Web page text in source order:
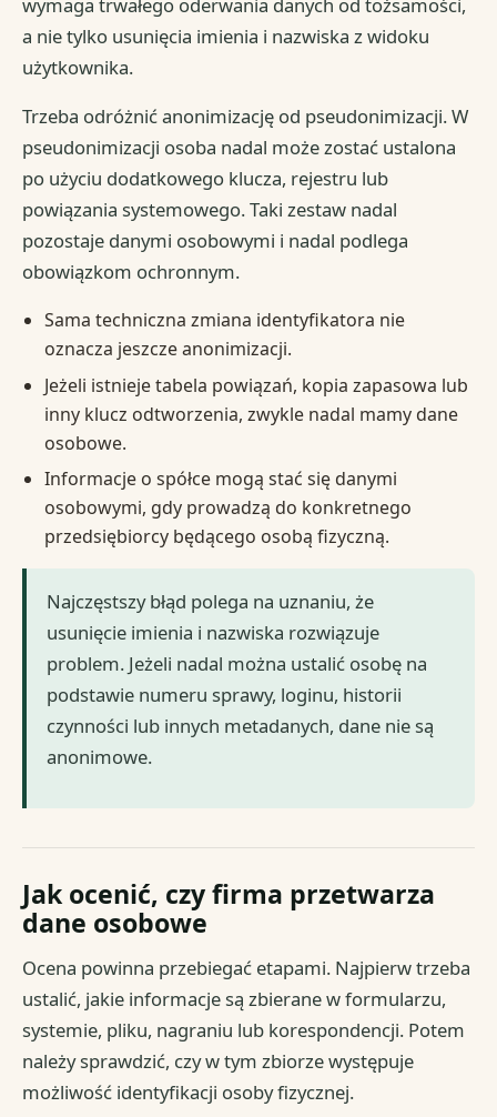
wymaga trwałego oderwania danych od tożsamości,
a nie tylko usunięcia imienia i nazwiska z widoku
użytkownika.
Trzeba odróżnić anonimizację od pseudonimizacji. W
pseudonimizacji osoba nadal może zostać ustalona
po użyciu dodatkowego klucza, rejestru lub
powiązania systemowego. Taki zestaw nadal
pozostaje danymi osobowymi i nadal podlega
obowiązkom ochronnym.
Sama techniczna zmiana identyfikatora nie
oznacza jeszcze anonimizacji.
Jeżeli istnieje tabela powiązań, kopia zapasowa lub
inny klucz odtworzenia, zwykle nadal mamy dane
osobowe.
Informacje o spółce mogą stać się danymi
osobowymi, gdy prowadzą do konkretnego
przedsiębiorcy będącego osobą fizyczną.
Najczęstszy błąd polega na uznaniu, że
usunięcie imienia i nazwiska rozwiązuje
problem. Jeżeli nadal można ustalić osobę na
podstawie numeru sprawy, loginu, historii
czynności lub innych metadanych, dane nie są
anonimowe.
Jak ocenić, czy firma przetwarza
dane osobowe
Ocena powinna przebiegać etapami. Najpierw trzeba
ustalić, jakie informacje są zbierane w formularzu,
systemie, pliku, nagraniu lub korespondencji. Potem
należy sprawdzić, czy w tym zbiorze występuje
możliwość identyfikacji osoby fizycznej.